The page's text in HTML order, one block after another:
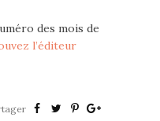
des mois de
l’éditeur